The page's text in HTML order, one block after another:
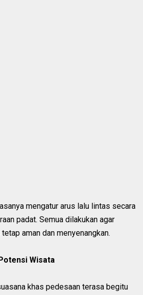
mengatur arus lalu lintas secara
padat. Semua dilakukan agar
aman dan menyenangkan.
Wisata
khas pedesaan terasa begitu